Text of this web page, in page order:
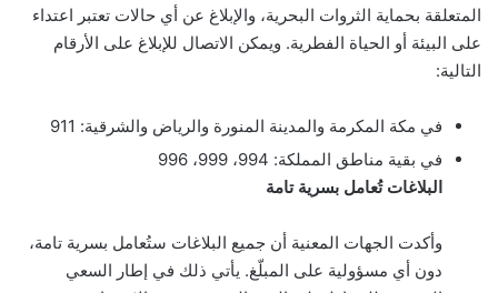
المتعلقة بحماية الثروات البحرية، والإبلاغ عن أي حالات تعتبر اعتداء
على البيئة أو الحياة الفطرية. ويمكن الاتصال للإبلاغ على الأرقام
التالية:
في مكة المكرمة والمدينة المنورة والرياض والشرقية: 911
في بقية مناطق المملكة: 994، 999، 996
البلاغات تُعامل بسرية تامة
وأكدت الجهات المعنية أن جميع البلاغات ستُعامل بسرية تامة،
دون أي مسؤولية على المبلّغ. يأتي ذلك في إطار السعي